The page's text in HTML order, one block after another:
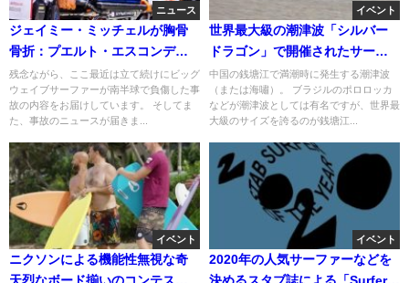
ニュース
ジェイミー・ミッチェルが胸骨
骨折：プエルト・エスコンディ
ードでのワイプアウト
残念ながら、ここ最近は立て続けにビッグ
ウェイブサーファーが南半球で負傷した事
故の内容をお届けしています。 そしてま
た、事故のニュースが届きま...
イベント
世界最大級の潮津波「シルバー
ドラゴン」で開催されたサーフ
コンテスト
中国の銭塘江で満潮時に発生する潮津波
（または海嘯）。 ブラジルのポロロッカ
などが潮津波としては有名ですが、世界最
大級のサイズを誇るのが銭塘江...
イベント
ニクソンによる機能性無視な奇
イベント
2020年の人気サーファーなどを